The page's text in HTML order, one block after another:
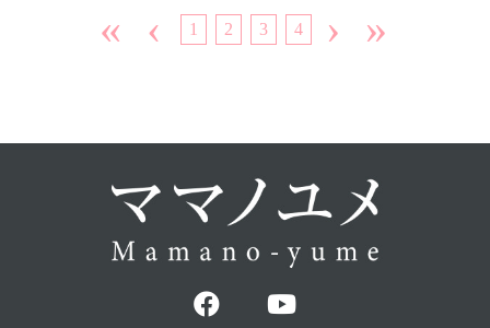
« ‹ 1 2 3 4 › »